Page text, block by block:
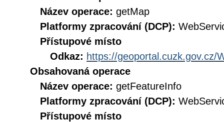
Název operace: getMap
Platformy zpracování (DCP):
Přístupové místo
Odkaz: https://geoportal.cuzk.gov.cz/
Obsahovaná operace
Název operace: getFeatureInfo
Platformy zpracování (DCP):
Přístupové místo